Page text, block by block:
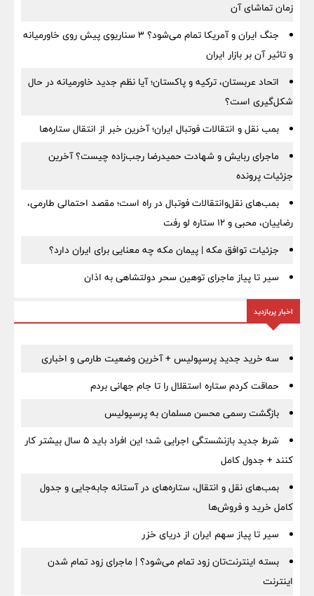
زمان تماشای آن
جنگ ایران و آمریکا تمام می‌شود؟ ۳ سناریوی پیش روی خاورمیانه
و تاثیر آن بر بازار ایران
اتحاد عربستان، ترکیه و پاکستان؛ آیا نظم جدید خاورمیانه در حال
شکل‌گیری است؟
بمب نقل‌ و انتقالات فوتبال ایران؛ آخرین خبر از انتقال ستاره‌ها
ماجرای ربایش و شهادت حمیدرضا رجب‌زاده چیست؟ آخرین
جزئیات پرونده
بمب‌های نقل‌وانتقالات فوتبال در راه است؛ مقصد احتمالی طارمی،
رضاییان، محبی و ۱۲ ستاره لو رفت
جزئیات توافق مکه | پیمان مکه چه معنایی برای ایران دارد؟
سیر تا پیاز ماجرای توهین سحر دولتشاهی به اذان
اخبار پربازدید
سه خرید جدید پرسپولیس + آخرین وضعیت طارمی و اخباری
حماقت کردم ستاره استقلال را تا جام جهانی بردم
بازگشت رسمی محسن مسلمان به پرسپولیس
شرط جدید بازنشستگی اجرایی شد؛ این افراد باید ۵ سال بیشتر کار
کنند + جدول کامل
بمب‌های نقل و انتقال، ستاره‌های در آستانه جابه‌جایی و جدول
کامل خرید و فروش‌ها
سیر تا پیاز سهم ایران از دریای خزر
بسته اینترنت‌تان زود تمام می‌شود؟ | ماجرای زود تمام شدن
اینترنت